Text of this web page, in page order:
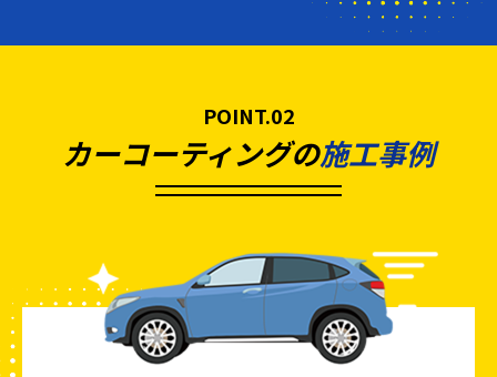
POINT.02
カーコーティングの施工事例